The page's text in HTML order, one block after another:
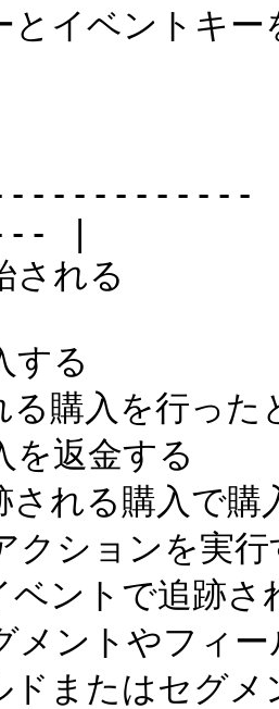
とイベントキー
|
始される
入する
れる購入を
を返金する
される購入で
クションを
ベントで追跡
メントやフィ
ドまたはセグ